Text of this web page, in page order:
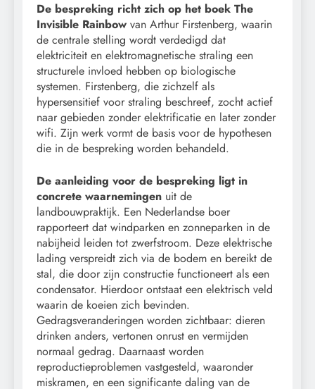
De bespreking richt zich op het boek The
Invisible Rainbow van Arthur Firstenberg, waarin
de centrale stelling wordt verdedigd dat
elektriciteit en elektromagnetische straling een
structurele invloed hebben op biologische
systemen. Firstenberg, die zichzelf als
hypersensitief voor straling beschreef, zocht actief
naar gebieden zonder elektrificatie en later zonder
wifi. Zijn werk vormt de basis voor de hypothesen
die in de bespreking worden behandeld.
De aanleiding voor de bespreking ligt in
concrete waarnemingen uit de
landbouwpraktijk. Een Nederlandse boer
rapporteert dat windparken en zonneparken in de
nabijheid leiden tot zwerfstroom. Deze elektrische
lading verspreidt zich via de bodem en bereikt de
stal, die door zijn constructie functioneert als een
condensator. Hierdoor ontstaat een elektrisch veld
waarin de koeien zich bevinden.
Gedragsveranderingen worden zichtbaar: dieren
drinken anders, vertonen onrust en vermijden
normaal gedrag. Daarnaast worden
reproductieproblemen vastgesteld, waaronder
miskramen, en een significante daling van de